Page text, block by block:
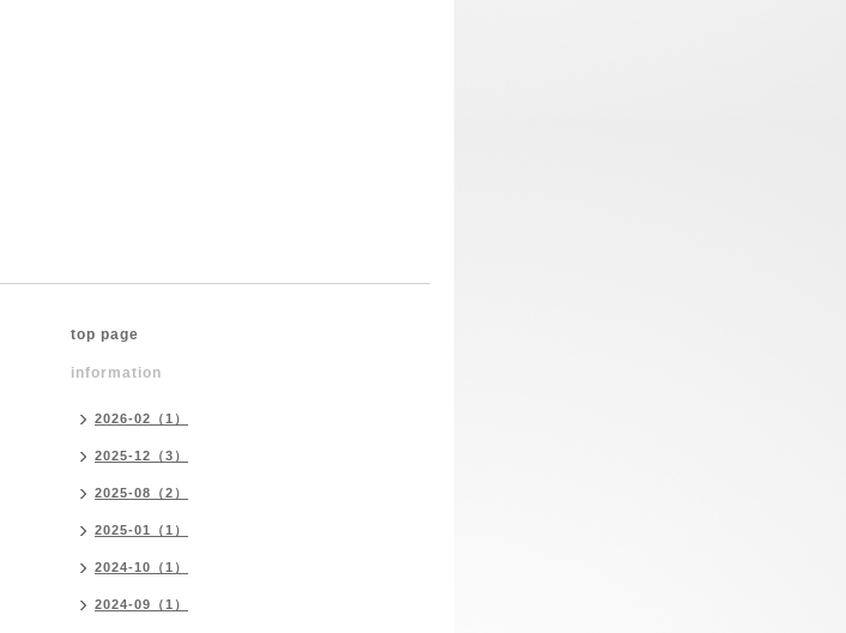
top page
information
2026-02（1）
2025-12（3）
2025-08（2）
2025-01（1）
2024-10（1）
2024-09（1）